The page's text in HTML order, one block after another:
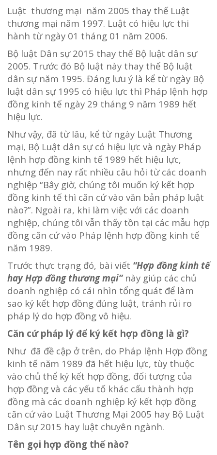
Luật thương mại năm 2005 thay thế Luật
thương mại năm 1997. Luật có hiệu lực thi
hành từ ngày 01 tháng 01 năm 2006.
Bộ luật Dân sự 2015 thay thế Bộ luật dân sự
2005. Trước đó Bộ luật này thay thế Bộ luật
dân sự năm 1995. Đáng lưu ý là kể từ ngày Bộ
luật dân sự 1995 có hiệu lực thì Pháp lệnh hợp
đồng kinh tế ngày 29 tháng 9 năm 1989 hết
hiệu lực.
Như vậy, đã từ lâu, kể từ ngày Luật Thương
mại, Bộ Luật dân sự có hiệu lực và ngày Pháp
lệnh hợp đồng kinh tế 1989 hết hiệu lực,
nhưng đến nay rất nhiều câu hỏi từ các doanh
nghiệp “Bây giờ, chúng tôi muốn ký kết hợp
đồng kinh tế thì căn cứ vào văn bản pháp luật
nào?”. Ngoài ra, khi làm việc với các doanh
nghiệp, chúng tôi vẫn thấy tồn tại các mẫu hợp
đồng căn cứ vào Pháp lệnh hợp đồng kinh tế
năm 1989.
Trước thực trạng đó, bài viết “Hợp đồng kinh tế
hay Hợp đồng thương mại” này giúp các chủ
doanh nghiệp có cái nhìn tổng quát để làm
sao ký kết hợp đồng đúng luật, tránh rủi ro
pháp lý do hợp đồng vô hiệu.
Căn cứ pháp lý để ký kết hợp đồng là gì?
Như đã đề cập ở trên, do Pháp lệnh Hợp đồng
kinh tế năm 1989 đã hết hiệu lực, tùy thuộc
vào chủ thể ký kết hợp đồng, đối tượng của
hợp đồng và các yếu tố khác cấu thành hợp
đồng mà các doanh nghiệp ký kết hợp đồng
căn cứ vào Luật Thương Mại 2005 hay Bộ Luật
Dân sự 2015 hay luật chuyên ngành.
Tên gọi hợp đồng thế nào?